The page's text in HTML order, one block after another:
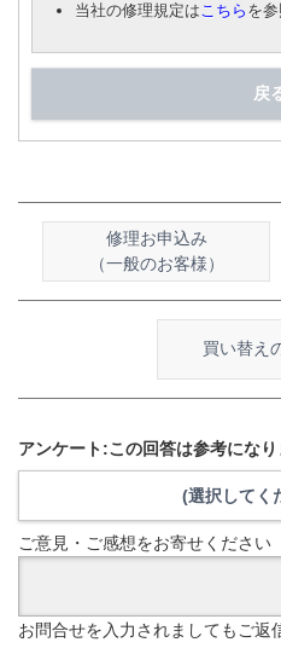
当社の修理規定はこちら を参
戻
修理お申込み
（一般のお客様）
買い替え
アンケート:この回答は参考になり
(選択してく
ご意見・ご感想をお寄せください
お問合せを入力されましてもご返